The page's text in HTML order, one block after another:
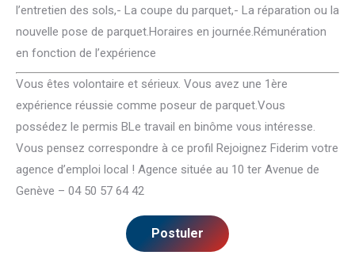
l’entretien des sols,- La coupe du parquet,- La réparation ou la
nouvelle pose de parquet.Horaires en journée.Rémunération
en fonction de l’expérience
Vous êtes volontaire et sérieux. Vous avez une 1ère
expérience réussie comme poseur de parquet.Vous
possédez le permis BLe travail en binôme vous intéresse.
Vous pensez correspondre à ce profil Rejoignez Fiderim votre
agence d’emploi local ! Agence située au 10 ter Avenue de
Genève – 04 50 57 64 42